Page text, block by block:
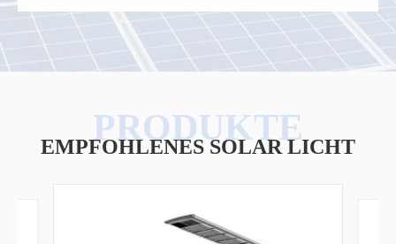
EMPFOHLENES SOLAR LICHT